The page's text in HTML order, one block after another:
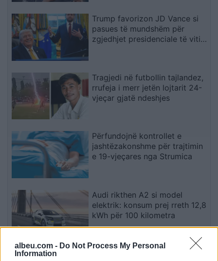
albeu.com - Do Not Process My Personal
Information
Trump favorizon JD Vance si
pasues të mundshëm për
zgjedhjet presidenciale të vitit
Tragjedi në futbollin tajlandez,
rrufeja i merr jetën lojtarit 24-
vjeçar gjatë ndeshjes
Përfundojnë kontrollet e
jashtëzakonshme për trajtimin
e 19-vjeçares nga Strumica
Audi rikthen A2 si model
elektrik: konsum prej rreth 12,8
kWh për 100 kilometra